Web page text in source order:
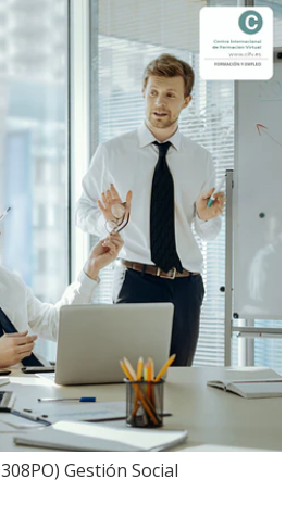
Gestión Social